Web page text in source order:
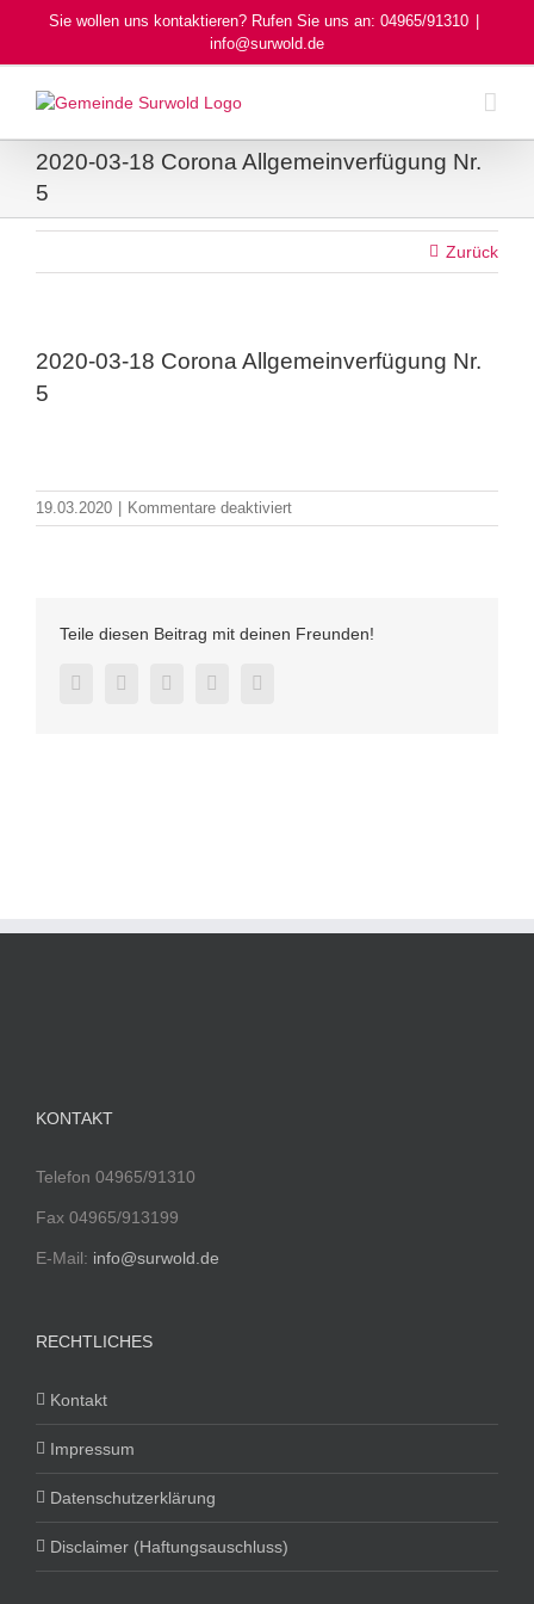
Sie wollen uns kontaktieren? Rufen Sie uns an: 04965/91310
info@surwold.de
2020-03-18 Corona Allgemeinverfügung Nr.
5
Zurück
2020-03-18 Corona Allgemeinverfügung Nr.
5
19.03.2020 | Kommentare deaktiviertfür
2020-
Nr.
Teile diesen Beitrag mit deinen Freunden!
FacebookTwitter LinkedInPinterest
KONTAKT
Telefon 04965/91310
Fax 04965/913199
E-Mail: info@surwold.de
RECHTLICHES
Kontakt
Impressum
Datenschutzerklärung
Disclaimer (Haftungsauschluss)